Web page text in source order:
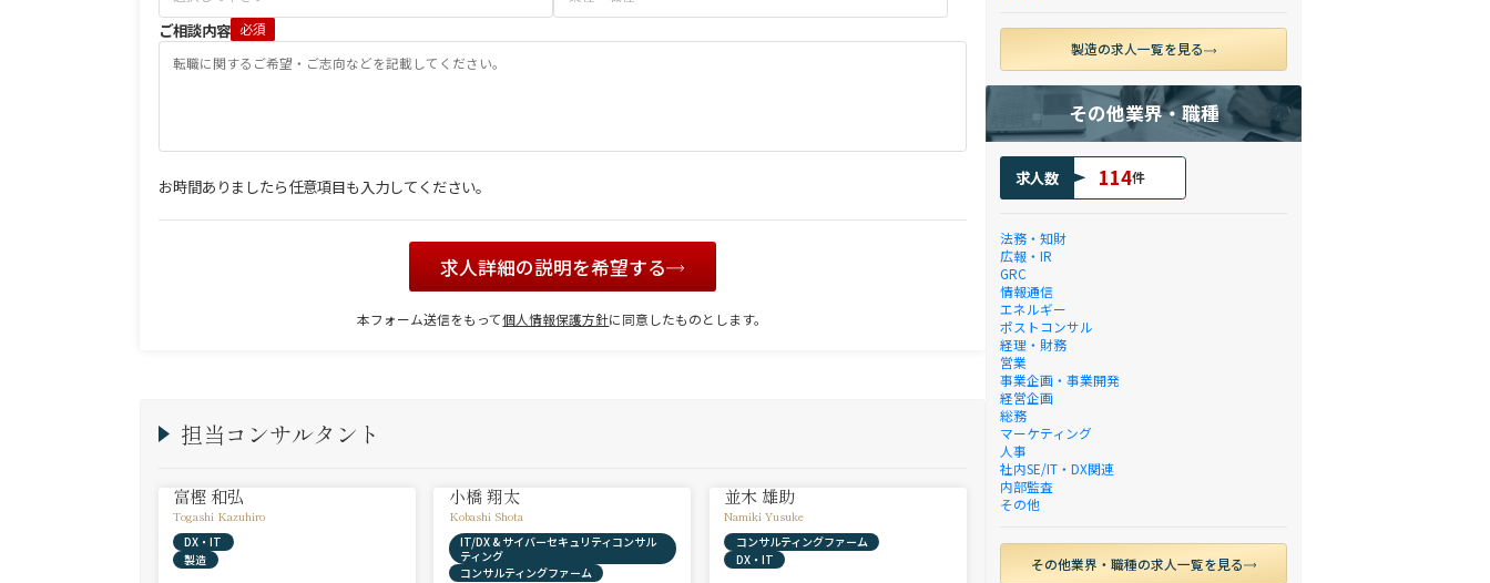
ご相談内容 必須
お時間ありましたら任意項目も入力してください。
求人詳細の説明を希望する
本フォーム送信をもって個人情報保護方針に同意したものとします。
担当コンサルタント
富樫 和弘
Togashi Kazuhiro
DX・IT
製造
小橋 翔太
Kobashi Shota
IT/DX & サイバーセキュリティコンサル
ティング
コンサルティングファーム
並木 雄助
Namiki Yusuke
コンサルティングファーム
DX・IT
製造の求人一覧を見る
その他業界・職種
求人数 114件
法務・知財
広報・IR
GRC
情報通信
エネルギー
ポストコンサル
経理・財務
営業
事業企画・事業開発
経営企画
総務
マーケティング
人事
社内SE/IT・DX関連
内部監査
その他
その他業界・職種の求人一覧を見る